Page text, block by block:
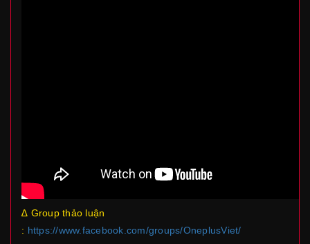
∆ Group thảo luận
: https://www.facebook.com/groups/OneplusViet/